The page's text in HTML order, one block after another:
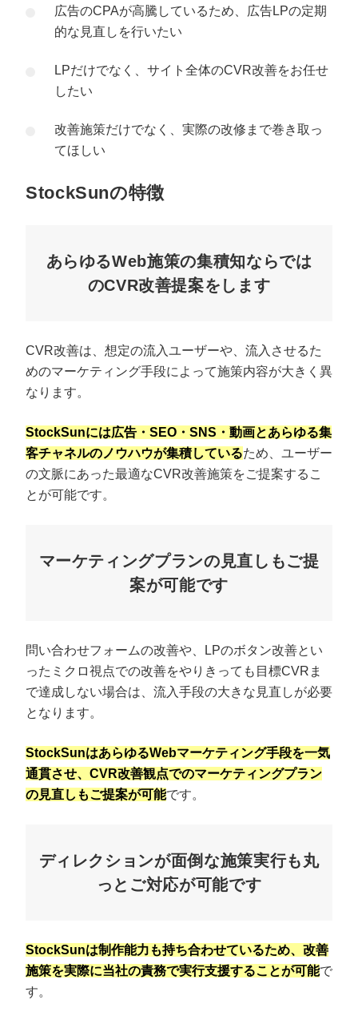
広告のCPAが高騰しているため、広告LPの定期
的な見直しを行いたい
LPだけでなく、サイト全体のCVR改善をお任せ
したい
改善施策だけでなく、実際の改修まで巻き取っ
てほしい
StockSunの特徴
あらゆるWeb施策の集積知ならでは
のCVR改善提案をします
CVR改善は、想定の流入ユーザーや、流入させるた
めのマーケティング手段によって施策内容が大きく異
なります。
StockSunには広告・SEO・SNS・動画とあらゆる集
客チャネルのノウハウが集積しているため、ユーザー
の文脈にあった最適なCVR改善施策をご提案するこ
とが可能です。
マーケティングプランの見直しもご提
案が可能です
問い合わせフォームの改善や、LPのボタン改善とい
ったミクロ視点での改善をやりきっても目標CVRま
で達成しない場合は、流入手段の大きな見直しが必要
となります。
StockSunはあらゆるWebマーケティング手段を一気
通貫させ、CVR改善観点でのマーケティングプラン
の見直しもご提案が可能です。
ディレクションが面倒な施策実行も丸
っとご対応が可能です
StockSunは制作能力も持ち合わせているため、改善
施策を実際に当社の責務で実行支援することが可能で
す。